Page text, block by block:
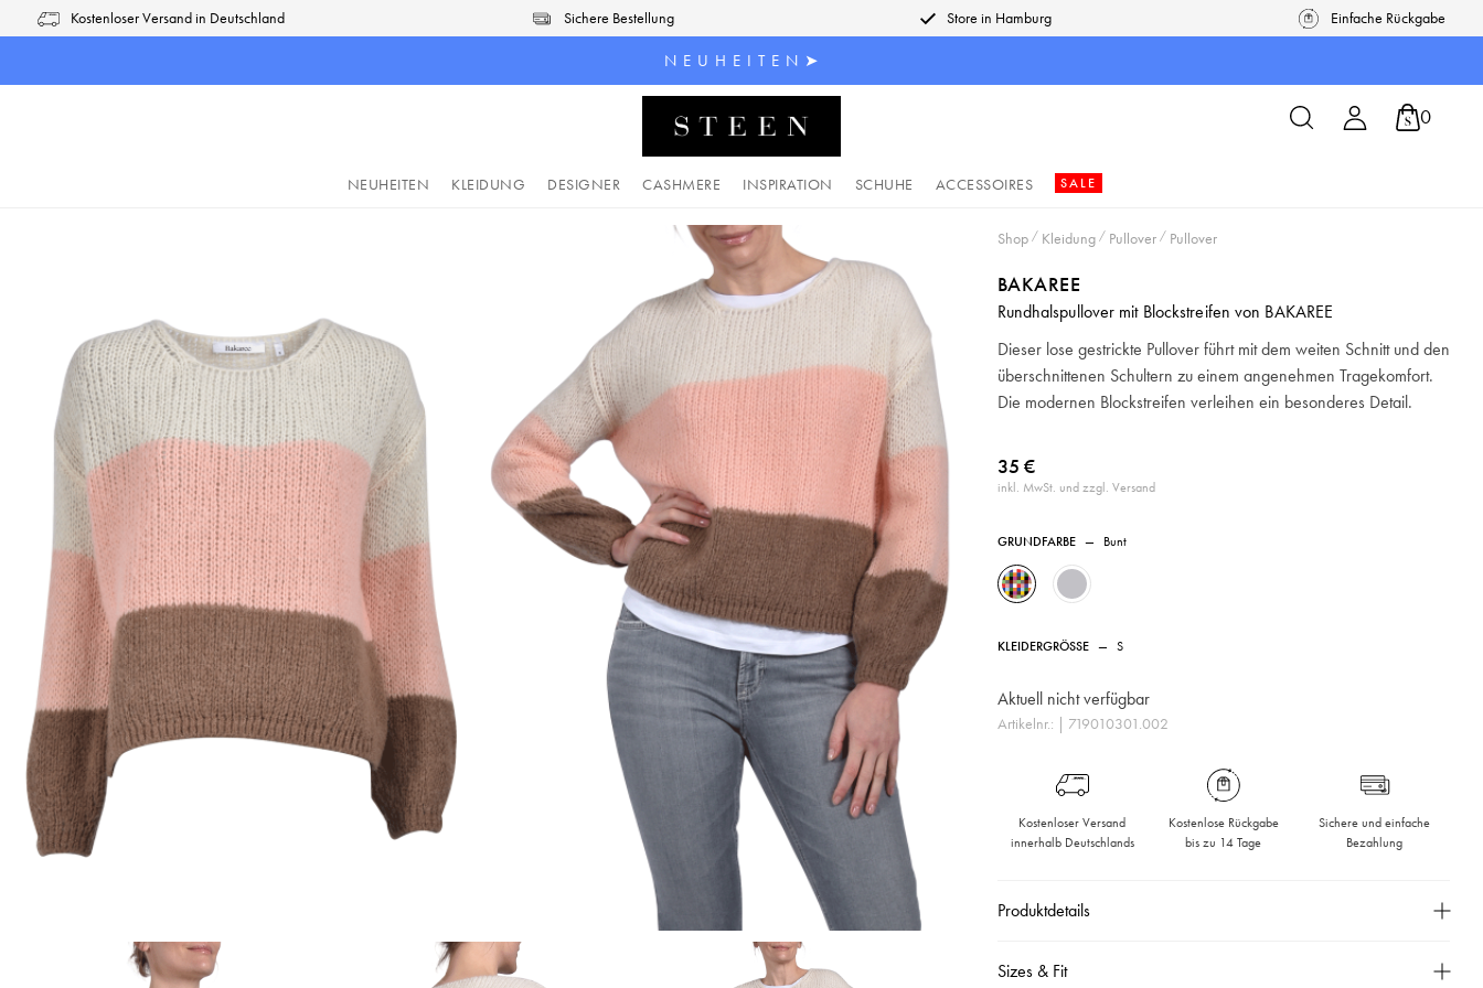
Zur Hauptnavigation springen
Kostenloser Versand in Deutschland Sichere Bestellung Store in Hamburg Einfache Rückgabe
N E U H E I T E N ➤
0
NEUHEITEN KLEIDUNG DESIGNER CASHMERE INSPIRATION SCHUHE ACCESSOIRES SALE
Shop / Kleidung / Pullover / Pullover
BAKAREE
Rundhalspullover mit Blockstreifen von BAKAREE
Dieser lose gestrickte Pullover führt mit dem weiten Schnitt und den
überschnittenen Schultern zu einem angenehmen Tragekomfort.
Die modernen Blockstreifen verleihen ein besonderes Detail.
35 €
inkl. MwSt. und zzgl. Versand
GRUNDFARBE — Bunt
KLEIDERGRÖSSE — S
Aktuell nicht verfügbar
Artikelnr.: | 719010301.002
Kostenloser Versand
innerhalb Deutschlands
Kostenlose Rückgabe
bis zu 14 Tage
Sichere und einfache
Bezahlung
Produktdetails
Cooler Pullover im Oversized-Schnitt und Blockstreifen.
Sizes & Fit